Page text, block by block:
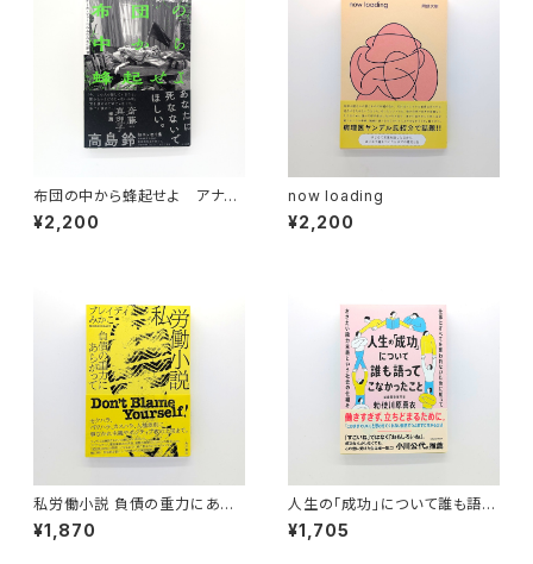
布団の中から蜂起せよ アナー
カ・フェミニズムのための断章
¥2,200
now loading
¥2,200
私労働小説 負債の重力にあら
がって
¥1,870
人生の「成功」について誰も語っ
てこなかったこと 仕事にすべて
を奪われないために知っておき
¥1,705